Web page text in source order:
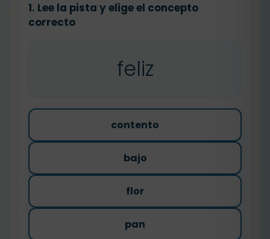
1. Lee la pista y elige el concepto
correcto
feliz
contento
bajo
flor
pan